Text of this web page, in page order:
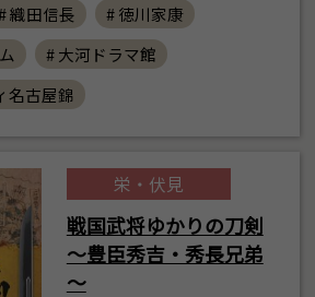
織田信長
# 徳川家康
# 大河ドラマ館
名古屋錦
栄・伏見
戦国武将ゆかりの刀剣
～豊臣秀吉・秀長兄弟
～